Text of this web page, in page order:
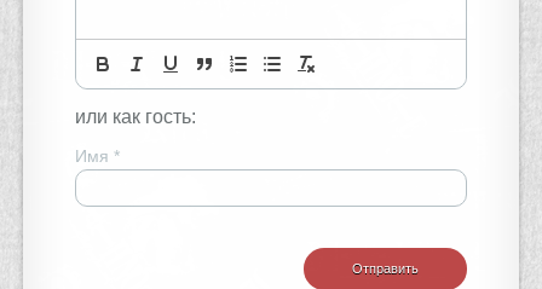
или как гость:
Имя *